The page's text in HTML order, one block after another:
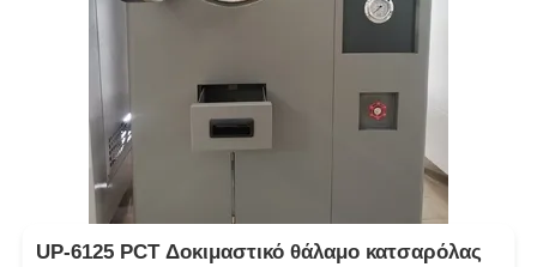
UP-6125 PCT Δοκιμαστικό θάλαμο κατσαρόλας